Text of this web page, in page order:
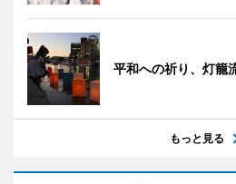
平和への祈り、灯籠
もっと見る